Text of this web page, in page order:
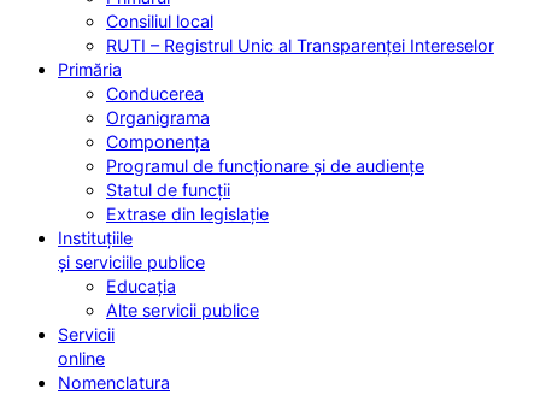
Consiliul local
RUTI – Registrul Unic al Transparenței Intereselor
Primăria
Conducerea
Organigrama
Componența
Programul de funcționare și de audiențe
Statul de funcții
Extrase din legislație
Instituțiile
și serviciile publice
Educația
Alte servicii publice
Servicii
online
Nomenclatura